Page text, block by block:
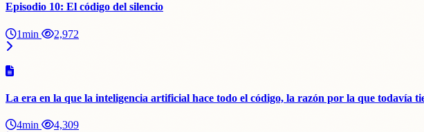
Episodio 10: El código del silencio
1min 2,972
La era en la que la inteligencia artificial hace todo el código, la razón por la que todavía
4min 4,309